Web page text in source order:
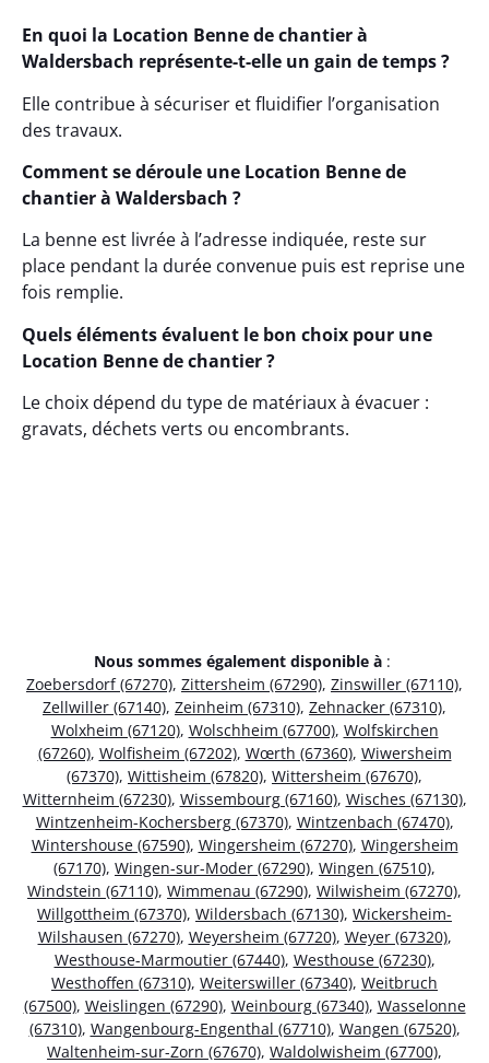
En quoi la Location Benne de chantier à
Waldersbach représente-t-elle un gain de temps ?
Elle contribue à sécuriser et fluidifier l’organisation
des travaux.
Comment se déroule une Location Benne de
chantier à Waldersbach ?
La benne est livrée à l’adresse indiquée, reste sur
place pendant la durée convenue puis est reprise une
fois remplie.
Quels éléments évaluent le bon choix pour une
Location Benne de chantier ?
Le choix dépend du type de matériaux à évacuer :
gravats, déchets verts ou encombrants.
Nous sommes également disponible à :
Zoebersdorf (67270), Zittersheim (67290), Zinswiller (67110),
Zellwiller (67140), Zeinheim (67310), Zehnacker (67310),
Wolxheim (67120), Wolschheim (67700), Wolfskirchen
(67260), Wolfisheim (67202), Wœrth (67360), Wiwersheim
(67370), Wittisheim (67820), Wittersheim (67670),
Witternheim (67230), Wissembourg (67160), Wisches (67130),
Wintzenheim-Kochersberg (67370), Wintzenbach (67470),
Wintershouse (67590), Wingersheim (67270), Wingersheim
(67170), Wingen-sur-Moder (67290), Wingen (67510),
Windstein (67110), Wimmenau (67290), Wilwisheim (67270),
Willgottheim (67370), Wildersbach (67130), Wickersheim-
Wilshausen (67270), Weyersheim (67720), Weyer (67320),
Westhouse-Marmoutier (67440), Westhouse (67230),
Westhoffen (67310), Weiterswiller (67340), Weitbruch
(67500), Weislingen (67290), Weinbourg (67340), Wasselonne
(67310), Wangenbourg-Engenthal (67710), Wangen (67520),
Waltenheim-sur-Zorn (67670), Waldolwisheim (67700),